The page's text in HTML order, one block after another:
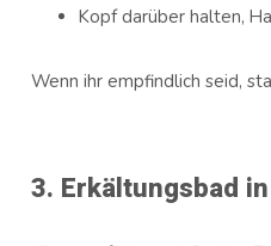
Kopf darüber halten,
Wenn ihr empfindlich seid,
3. Erkältungsbad